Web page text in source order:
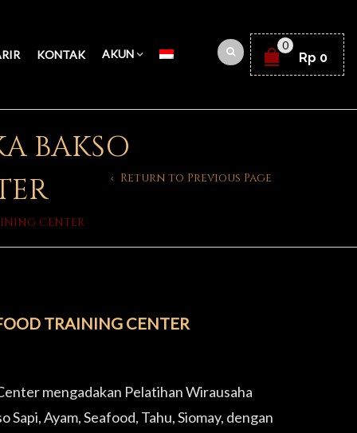
KONTAK AKUN
0
Rp 0
BAKSO
CENTER
Return to Previous Page
TRAINING CENTER
mengadakan Pelatihan Wirausaha
Ayam, Seafood, Tahu, Siomay, dengan